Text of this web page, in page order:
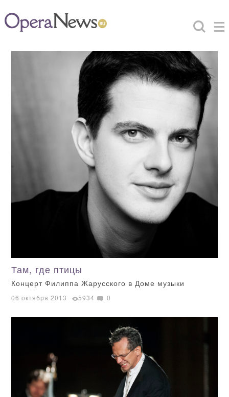
Там, где птицы
Концерт Филиппа Жарусского в Доме музыки
06 октября 2013 5934 0